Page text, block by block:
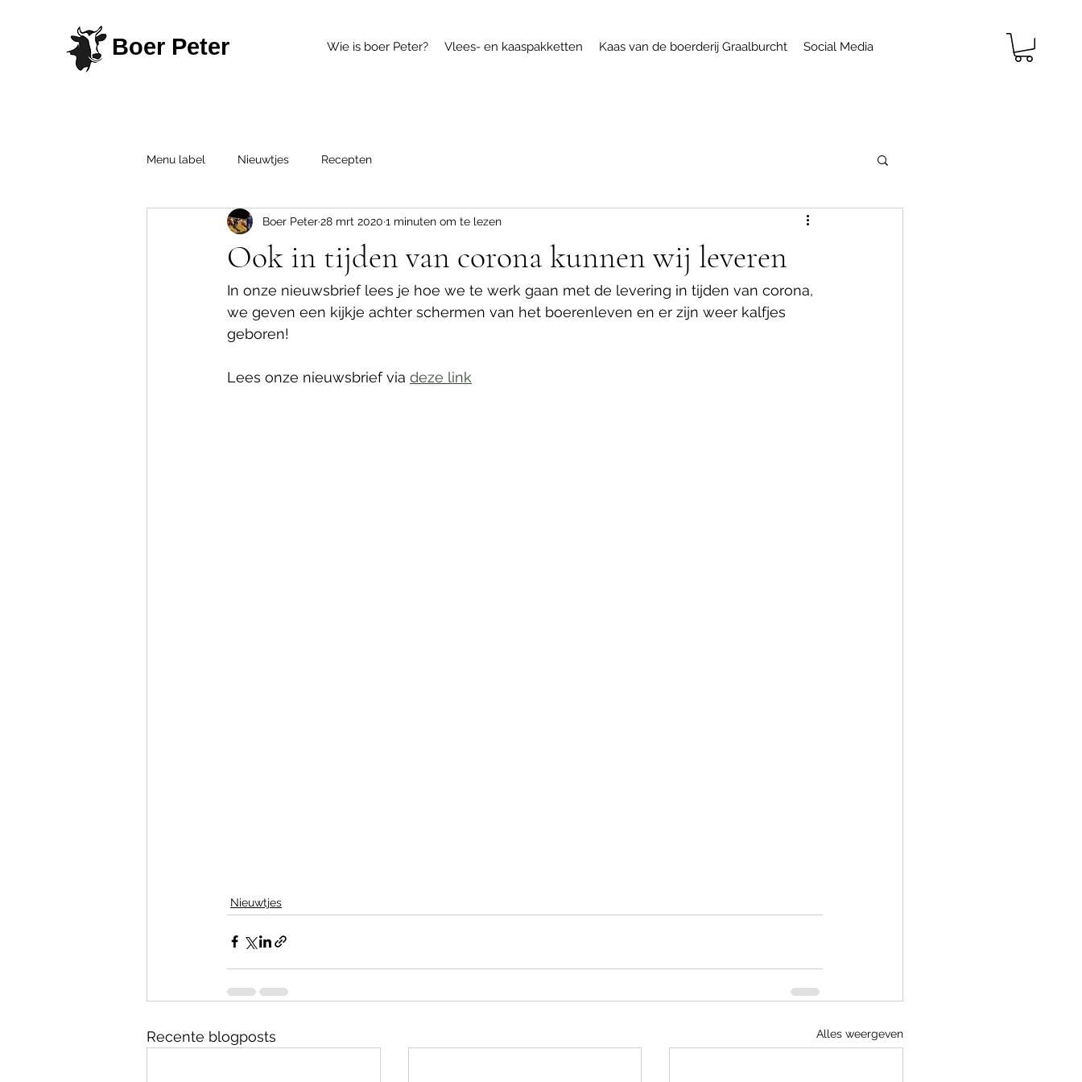
Boer Peter Wie is boer Peter? Vlees- en kaaspakketten Kaas van de boerderij Graalburcht Social Media
Menu label Nieuwtjes Recepten
Ook in tijden van corona kunnen wij leveren
Boer Peter28 mrt 2020 1 minuten om te lezen
In onze nieuwsbrief lees je hoe we te werk gaan met de levering in tijden van corona,
we geven een kijkje achter schermen van het boerenleven en er zijn weer kalfjes
geboren!
Lees onze nieuwsbrief via deze link
Nieuwtjes
Recente blogposts Alles weergeven